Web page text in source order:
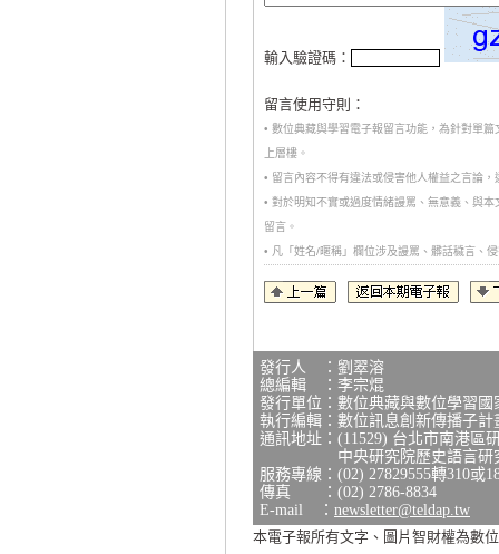
輸入驗證碼：
留言使用守則：
• 數位典藏與學習電子報留言功能，為針對單
上層樓。
• 留言內容不得有違法或侵害他人權益之言論
• 對於明知不實或過度情緒謾罵、無意義、與
留言。
• 凡「姓名/暱稱」欄位涉及謾罵、髒話穢言、
發行人 ：劉翠溶
總編輯 ：李宗焜
發行單位：數位典藏與數位學習
執行編輯：數位訊息創新傳播子計
通訊地址：(11529) 台北市南港區
中央研究院歷史語言研究
服務專線：(02) 27829555轉310或
傳真 ：(02) 2786-8834
E-mail ： newsletter@teldap.tw
本電子報所有文字、圖片智財權為數